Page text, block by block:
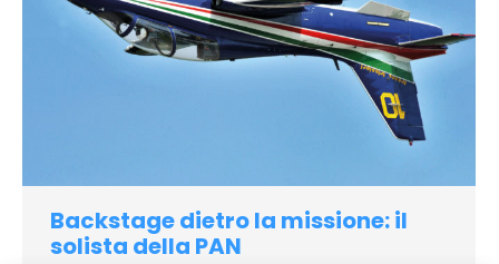
Backstage dietro la missione: il
solista della PAN